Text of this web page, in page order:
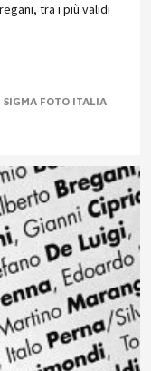
tra i più validi
SIGMA FOTO ITALIA